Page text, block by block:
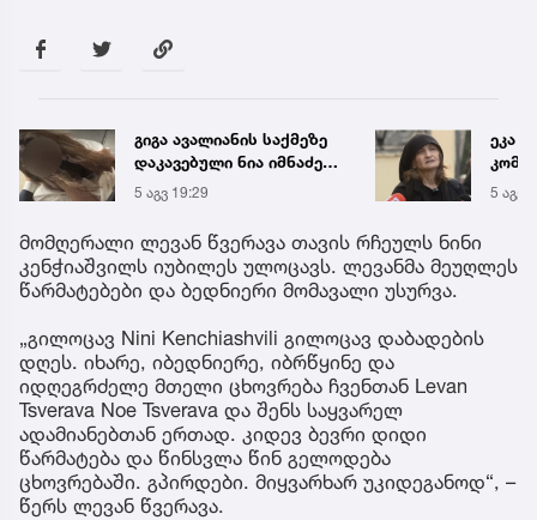
გიგა ავალიანის საქმეზე
დაკავებული ნია იმნაძე
კლინიკაში გადაჰყავთ
5 აგვ 19:29
ეკა
5 აგვ
მომღერალი ლევან წვერავა თავის რჩეულს ნინი
კენჭიაშვილს იუბილეს ულოცავს. ლევანმა მეუღლეს
წარმატებები და ბედნიერი მომავალი უსურვა.
„გილოცავ Nini Kenchiashvili გილოცავ დაბადების
დღეს. იხარე, იბედნიერე, იბრწყინე და
იდღეგრძელე მთელი ცხოვრება ჩვენთან Levan
Tsverava Noe Tsverava და შენს საყვარელ
ადამიანებთან ერთად. კიდევ ბევრი დიდი
წარმატება და წინსვლა წინ გელოდება
ცხოვრებაში. გპირდები. მიყვარხარ უკიდეგანოდ“, –
წერს ლევან წვერავა.